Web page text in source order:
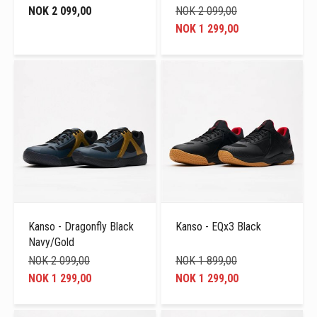
NOK 2 099,00
NOK 1 299,00
NOK 2 099,00
Kanso - Dragonfly Black
Navy/Gold
NOK 1 299,00
NOK 2 099,00
Kanso - EQx3 Black
NOK 1 299,00
NOK 1 899,00